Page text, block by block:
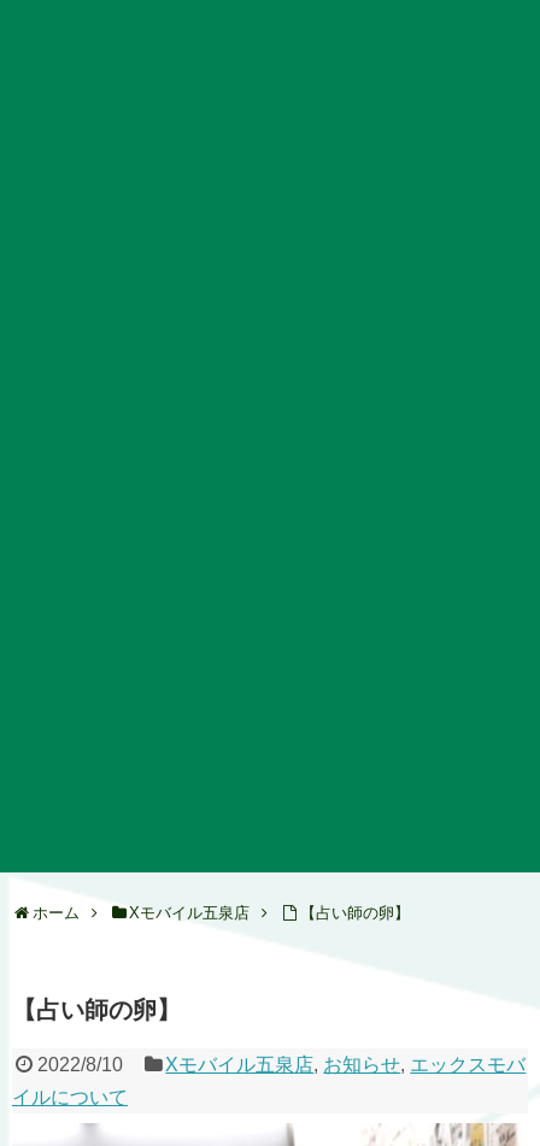
ホーム Xモバイル五泉店 【占い師の卵】
【占い師の卵】
2022/8/10 Xモバイル五泉店, お知らせ, エックスモバ
イルについて